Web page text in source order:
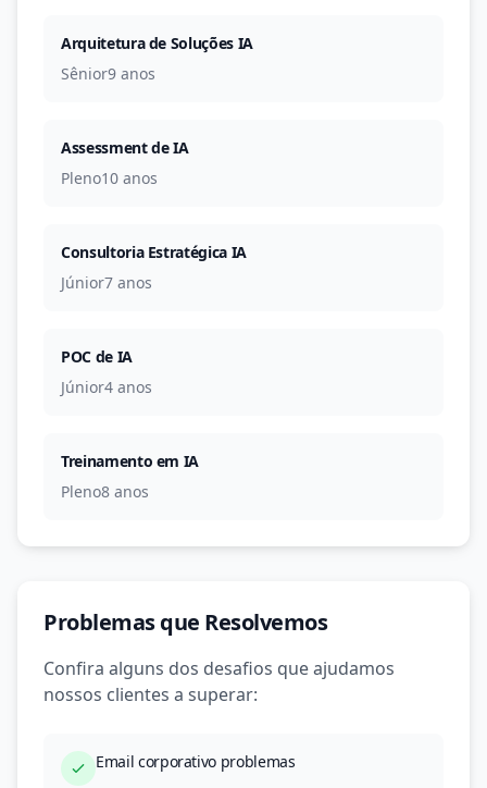
Arquitetura de Soluções IA
Sênior9 anos
Assessment de IA
Pleno10 anos
Consultoria Estratégica IA
Júnior7 anos
POC de IA
Júnior4 anos
Treinamento em IA
Pleno8 anos
Problemas que Resolvemos
Confira alguns dos desafios que ajudamos
nossos clientes a superar:
Email corporativo problemas